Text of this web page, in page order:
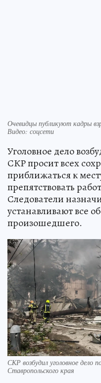
Очевидцы публикуют кадры
Видео: соцсети
Уголовное дело
СКР просит всех
приближаться к
препятствовать
Следователи
устанавливают все
произошедшего.
СКР возбудил уголовное
Ставропольского края